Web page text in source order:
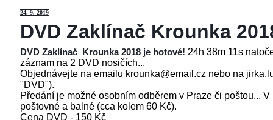
24. 9. 2019
DVD Zaklínač Krounka
DVD Zaklínač Krounka 2018 je hotové! 24h 38m 11s
záznam na 2 DVD nosičích...
Objednávejte na emailu krounka@email.cz nebo na
"DVD").
Předání je možné osobním odběrem v Praze či poštou...
poštovné a balné (cca kolem 60 Kč).
Cena DVD - 150 Kč